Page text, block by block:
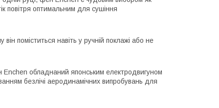
повітря оптимальним для сушіння
поміститься навіть у ручній поклажі або не
Enchen обладнаний японським електродвигуном
безлічі аеродинамічних випробувань для